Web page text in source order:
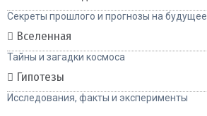
Секреты прошлого и прогнозы на будущее
Вселенная
Тайны и загадки космоса
Гипотезы
Исследования, факты и эксперименты